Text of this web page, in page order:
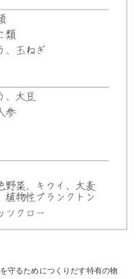
守るためにつくりだす特有の物